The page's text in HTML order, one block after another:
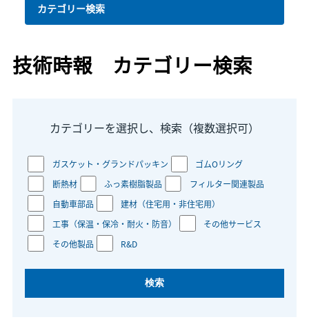
カテゴリー検索
技術時報 カテゴリー検索
カテゴリーを選択し、検索（複数選択可）
ガスケット・グランドパッキン
ゴムOリング
断熱材
ふっ素樹脂製品
フィルター関連製品
自動車部品
建材（住宅用・非住宅用）
工事（保温・保冷・耐火・防音）
その他サービス
その他製品
R&D